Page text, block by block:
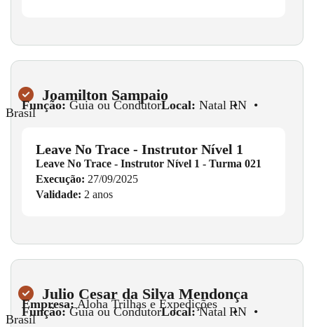
Joamilton Sampaio
Função: Guia ou CondutorLocal: Natal •
RN •
Brasil
Leave No Trace - Instrutor Nível 1
Leave No Trace - Instrutor Nível 1 - Turma 021
Execução: 27/09/2025
Validade: 2 anos
Julio Cesar da Silva Mendonça
Empresa: Aloha Trilhas e Expedições
Função: Guia ou CondutorLocal:Natal •
RN •
Brasil